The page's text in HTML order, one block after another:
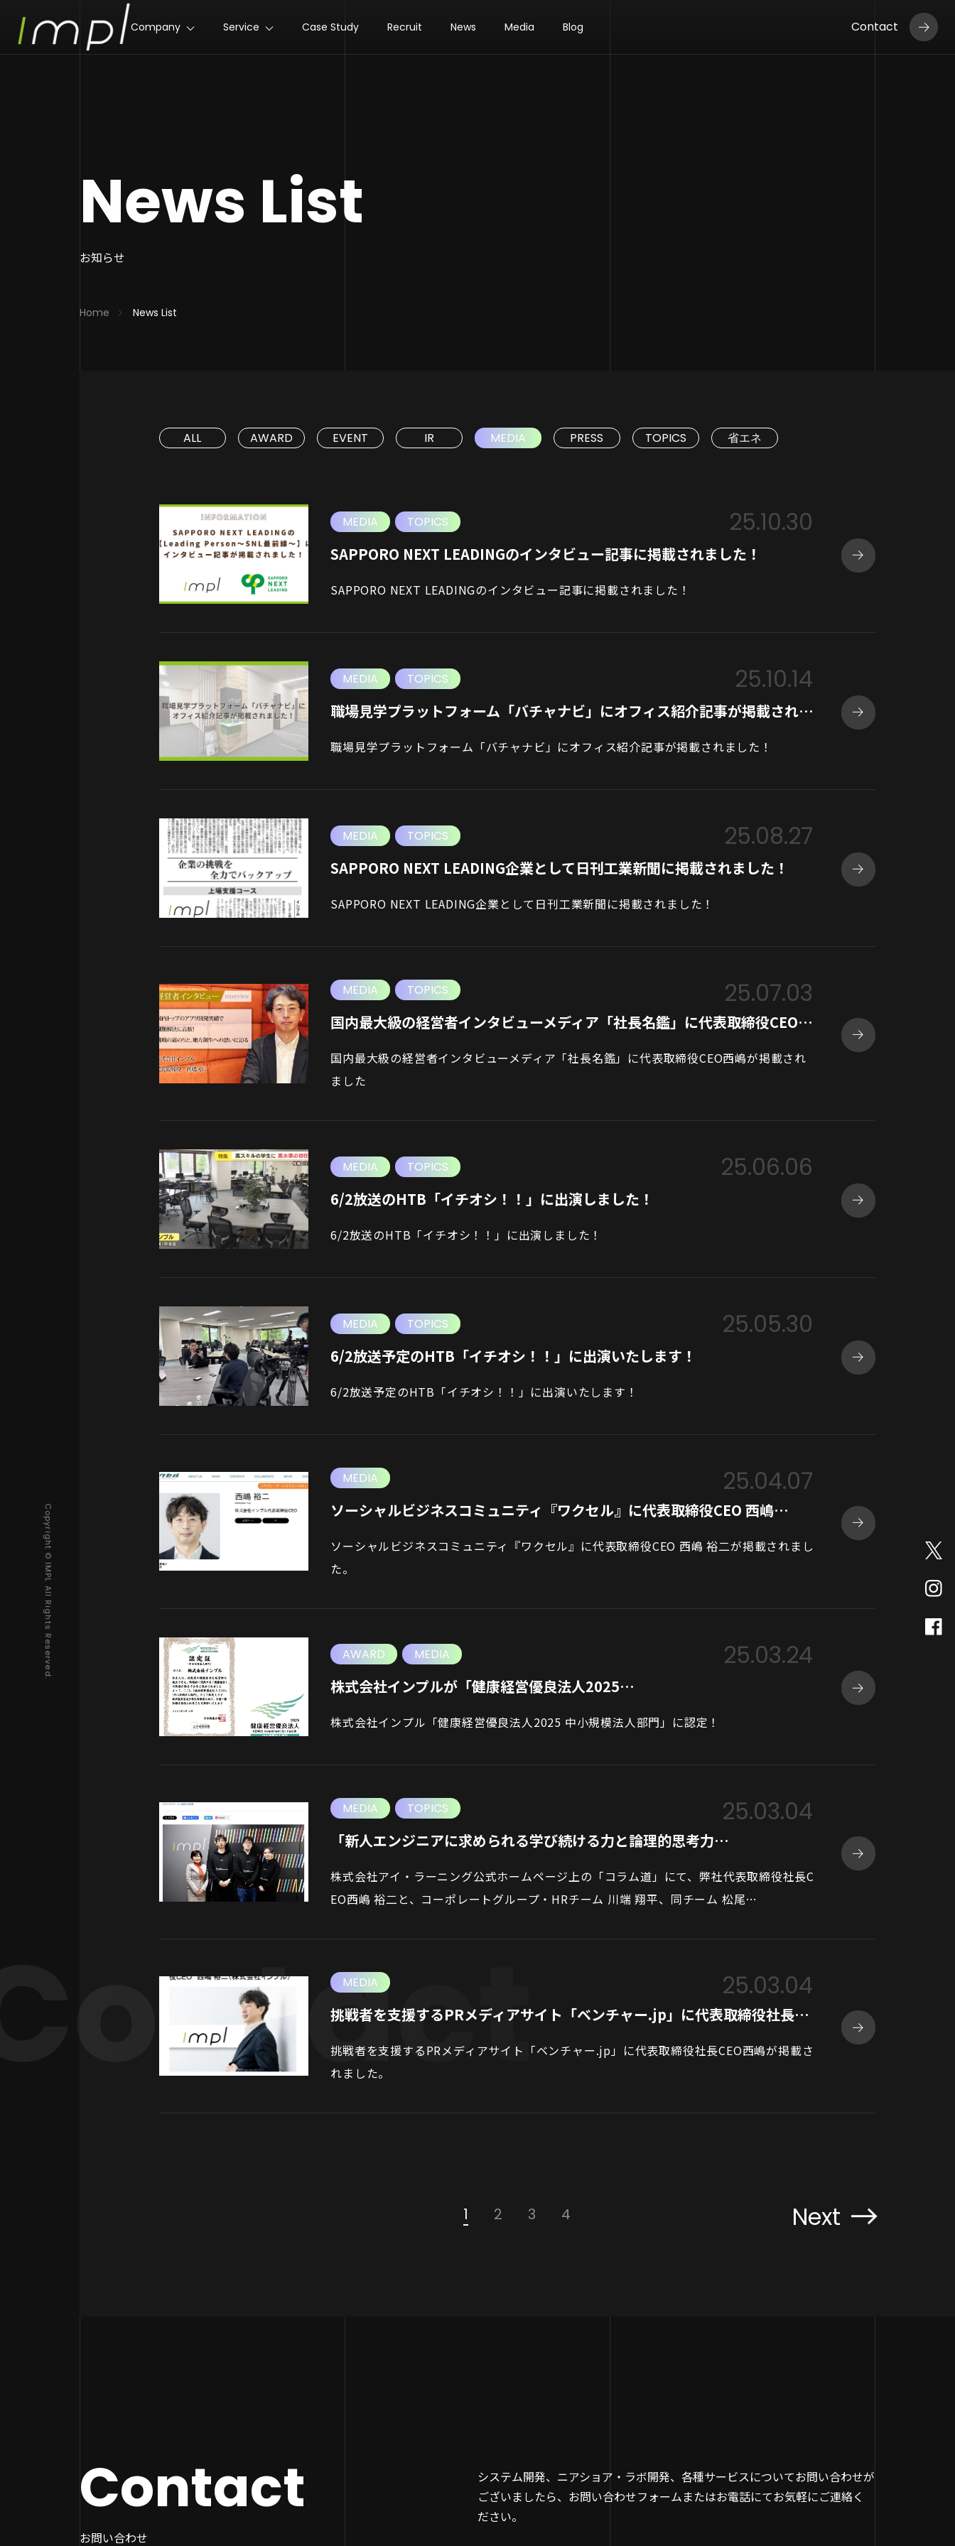
Company Service Case Study Recruit News Media Blog Contact
Copyright © IMPL All Rights Reserved.
News List
お知らせ
Home News List
ALL AWARD EVENT IR MEDIA PRESS TOPICS 省エネ
MEDIA TOPICS
SAPPORO NEXT LEADINGのインタビュー記事に掲載されました！
SAPPORO NEXT LEADINGのインタビュー記事に掲載されました！
25.10.30
MEDIA TOPICS
職場見学プラットフォーム「バチャナビ」にオフィス紹介記事が掲載され…
職場見学プラットフォーム「バチャナビ」にオフィス紹介記事が掲載されました！
25.10.14
MEDIA TOPICS
SAPPORO NEXT LEADING企業として日刊工業新聞に掲載されました！
SAPPORO NEXT LEADING企業として日刊工業新聞に掲載されました！
25.08.27
MEDIA TOPICS
国内最大級の経営者インタビューメディア「社長名鑑」に代表取締役CEO…
国内最大級の経営者インタビューメディア「社長名鑑」に代表取締役CEO西嶋が掲載され
ました
25.07.03
MEDIA TOPICS
6/2放送のHTB「イチオシ！！」に出演しました！
6/2放送のHTB「イチオシ！！」に出演しました！
25.06.06
MEDIA TOPICS
6/2放送予定のHTB「イチオシ！！」に出演いたします！
6/2放送予定のHTB「イチオシ！！」に出演いたします！
25.05.30
MEDIA
ソーシャルビジネスコミュニティ『ワクセル』に代表取締役CEO 西嶋…
ソーシャルビジネスコミュニティ『ワクセル』に代表取締役CEO 西嶋 裕二が掲載されまし
た。
25.04.07
AWARD MEDIA
株式会社インプルが「健康経営優良法人2025…
株式会社インプル「健康経営優良法人2025 中小規模法人部門」に認定！
25.03.24
MEDIA TOPICS
「新人エンジニアに求められる学び続ける力と論理的思考力…
株式会社アイ・ラーニング公式ホームページ上の「コラム道」にて、弊社代表取締役社長C
EO西嶋 裕二と、コーポレートグループ・HRチーム 川端 翔平、同チーム 松尾…
25.03.04
MEDIA
挑戦者を支援するPRメディアサイト「ベンチャー.jp」に代表取締役社長…
挑戦者を支援するPRメディアサイト「ベンチャー.jp」に代表取締役社長CEO西嶋が掲載さ
れました。
25.03.04
1 2 3 4 Next
Contact
お問い合わせ
システム開発、ニアショア・ラボ開発、各種サービスについてお問い合わせが
ございましたら、お問い合わせフォームまたはお電話にてお気軽にご連絡く
ださい。